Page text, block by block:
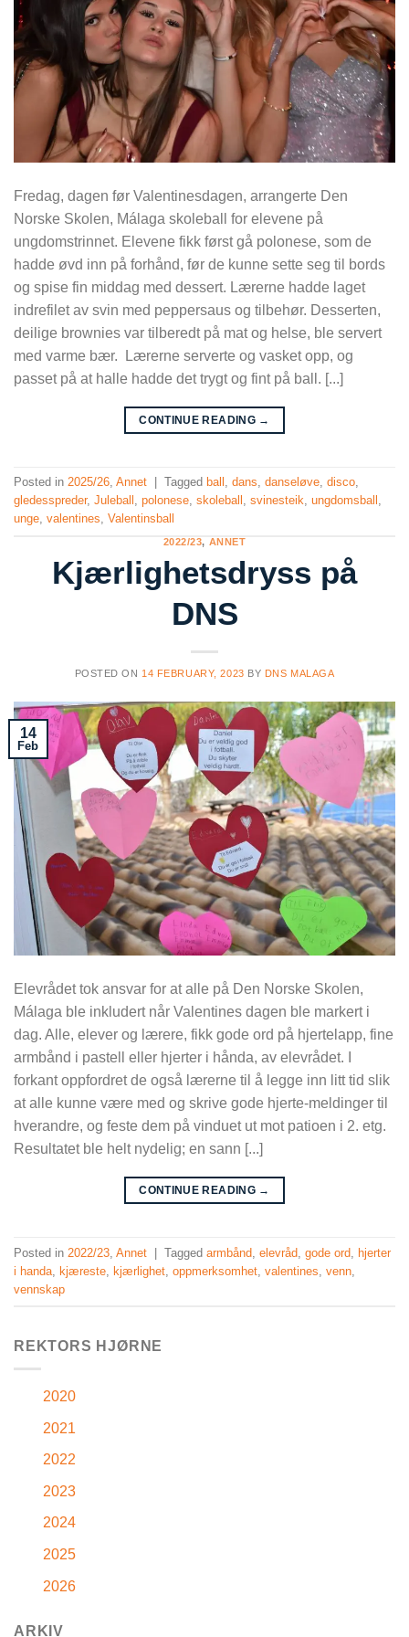
Fredag, dagen før Valentinesdagen, arrangerte Den
Norske Skolen, Málaga skoleball for elevene på
ungdomstrinnet. Elevene fikk først gå polonese, som de
hadde øvd inn på forhånd, før de kunne sette seg til bords
og spise fin middag med dessert. Lærerne hadde laget
indrefilet av svin med peppersaus og tilbehør. Desserten,
deilige brownies var tilberedt på mat og helse, ble servert
med varme bær. Lærerne serverte og vasket opp, og
passet på at halle hadde det trygt og fint på ball. [...]
CONTINUE READING →
Posted in 2025/26 Annet Tagged ball dans danseløve disco
gledesspreder, Juleball polonese skoleball svinesteik ungdomsball
unge valentines Valentinsball
2022/23, ANNET
Kjærlighetsdryss på
DNS
POSTED ON 14 FEBRUARY, 2023 BY DNS MALAGA
14
Feb
Elevrådet tok ansvar for at alle på Den Norske Skolen,
Málaga ble inkludert når Valentines dagen ble markert i
dag. Alle, elever og lærere, fikk gode ord på hjertelapp, fine
armbånd i pastell eller hjerter i hånda, av elevrådet. I
forkant oppfordret de også lærerne til å legge inn litt tid slik
at alle kunne være med og skrive gode hjerte-meldinger til
hverandre, og feste dem på vinduet ut mot patioen i 2. etg.
Resultatet ble helt nydelig; en sann [...]
CONTINUE READING →
Posted in 2022/23 Annet Tagged armbånd elevråd gode ord
hjerter
i handa
kjæreste kjærlighet oppmerksomhet valentines venn
vennskap
REKTORS HJØRNE
2020
2021
2022
2023
2024
2025
2026
ARKIV